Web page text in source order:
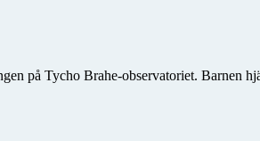
på Tycho Brahe-observatoriet. Barnen